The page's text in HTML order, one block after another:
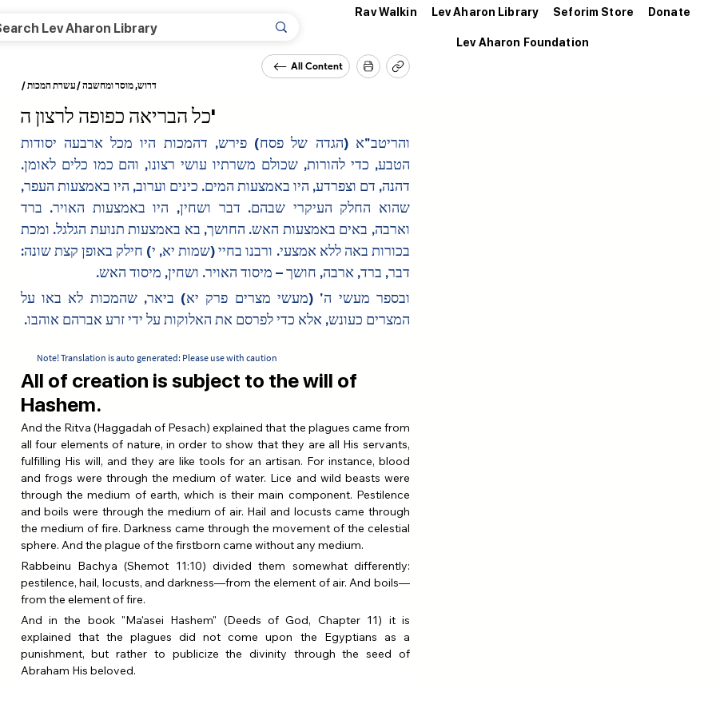
Rav Walkin Lev Aharon Library Seforim Store Donate
Lev Aharon Foundation
All Content
/עשרת המכות/דרוש, מוסר ומחשבה
כל הבריאה כפופה לרצון ה'
דבר, ברד, ארבה, חושך – מיסוד האויר. ושחין, מיסוד האש.
המצרים כעונש, אלא כדי לפרסם את האלוקות על ידי זרע אברהם אוהבו.
Note! Translation is auto generated: Please use with caution
All of creation is subject to the will of
Hashem.
And the Ritva (Haggadah of Pesach) explained that the plagues came from
all four elements of nature, in order to show that they are all His servants,
fulfilling His will, and they are like tools for an artisan. For instance, blood
and frogs were through the medium of water. Lice and wild beasts were
through the medium of earth, which is their main component. Pestilence
and boils were through the medium of air. Hail and locusts came through
the medium of fire. Darkness came through the movement of the celestial
sphere. And the plague of the firstborn came without any medium.
Rabbeinu Bachya (Shemot 11:10) divided them somewhat differently:
pestilence, hail, locusts, and darkness—from the element of air. And boils—
from the element of fire.
And in the book "Ma'asei Hashem" (Deeds of God, Chapter 11) it is
explained that the plagues did not come upon the Egyptians as a
punishment, but rather to publicize the divinity through the seed of
Abraham His beloved.